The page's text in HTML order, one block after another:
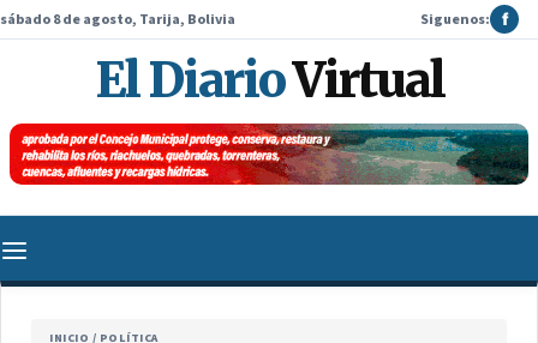
sábado 8 de agosto, Tarija, Bolivia Siguenos: f
El DiarioVirtual
INICIO / POLÍTICA